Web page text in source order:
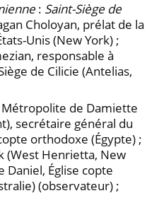
: Saint-Siège de
Choloyan, prélat de la
Unis (New York) ;
responsable à
de Cilicie (Antelias,
Métropolite de Damiette
secrétaire général du
orthodoxe (Égypte) ;
(West Henrietta, New
Daniel, Église copte
(observateur) ;